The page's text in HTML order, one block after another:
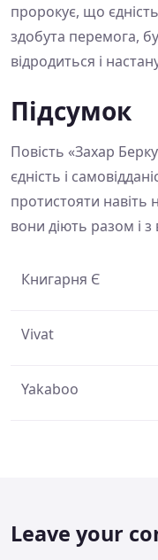
пророкує, що
здобута перемога,
відродиться і
Підсумок
Повість «Захар
єдність і
протистояти
вони діють разом і
Книгарня Є
Vivat
Yakaboo
Leave your